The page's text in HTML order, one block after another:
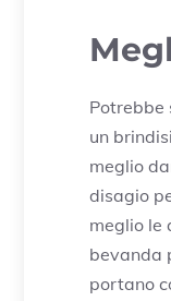
Potrebbe
un
meglio
disagio
meglio le
bevanda
portano